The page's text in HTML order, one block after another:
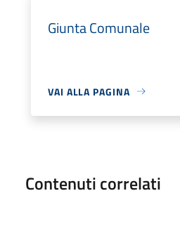
Giunta Comunale
VAI ALLA PAGINA
Contenuti correlati